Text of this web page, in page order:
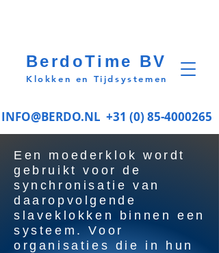
INFO@BERDO.NL +31 (0) 85-4000265
BerdoTime BV
Klokken en Tijdsystemen
Een moederklok wordt
gebruikt voor de
synchronisatie van
daaropvolgende
slaveklokken binnen een
systeem. Voor
organisaties die in hun